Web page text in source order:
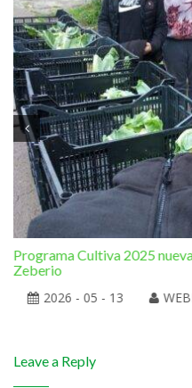
Programa Cultiva 2025
Zeberio
2026 - 05 - 13
Leave a Reply